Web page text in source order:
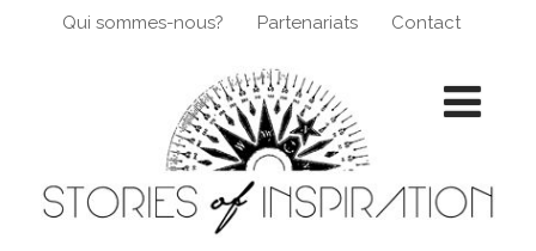
Qui sommes-nous? Partenariats Contact